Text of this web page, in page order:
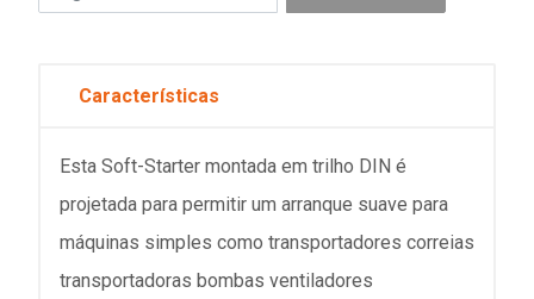
Características
Esta Soft-Starter montada em trilho DIN é
projetada para permitir um arranque suave para
máquinas simples como transportadores correias
transportadoras bombas ventiladores